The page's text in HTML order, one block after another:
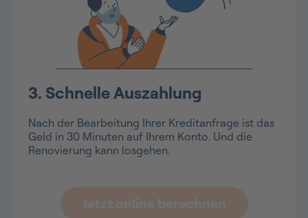
3. Schnelle Auszahlung
Nach der Bearbeitung Ihrer Kreditanfrage ist das
Geld in 30 Minuten auf Ihrem Konto. Und die
Renovierung kann losgehen.